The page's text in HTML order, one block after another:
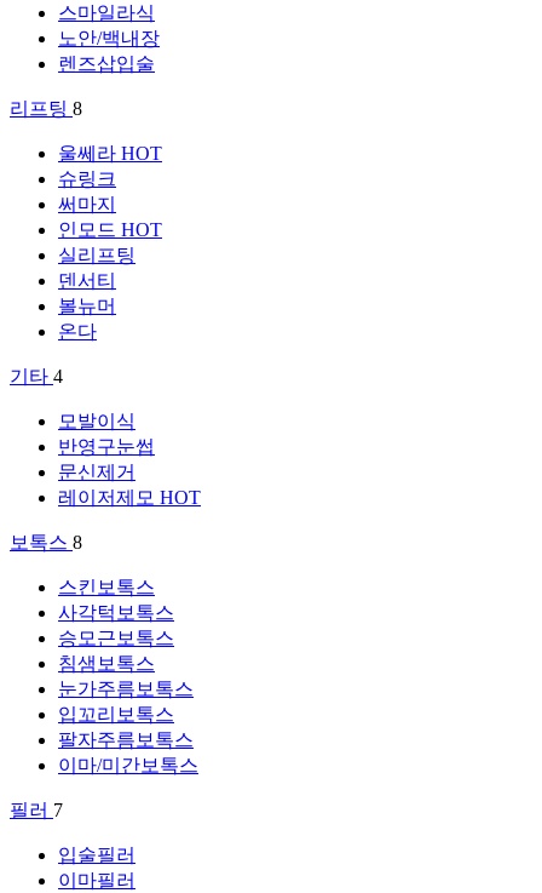
스마일라식
노안/백내장
렌즈삽입술
리프팅 8
울쎄라 HOT
슈링크
써마지
인모드 HOT
실리프팅
덴서티
볼뉴머
온다
기타 4
모발이식
반영구눈썹
문신제거
레이저제모 HOT
보톡스 8
스킨보톡스
사각턱보톡스
승모근보톡스
침샘보톡스
눈가주름보톡스
입꼬리보톡스
팔자주름보톡스
이마/미간보톡스
필러 7
입술필러
이마필러